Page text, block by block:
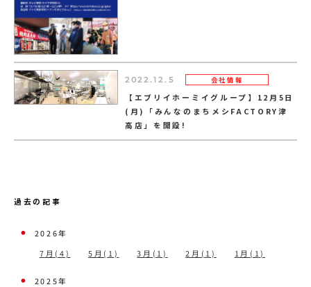
2022.12.5 会社情報
【エブリイホーミイグループ】12月5日
(月)「みんなのまちメシFACTORY津
高店」を開設!
過去の記事
2026年
7月(4)
5月(1) 3月(1) 2月(1) 1月(1)
2025年